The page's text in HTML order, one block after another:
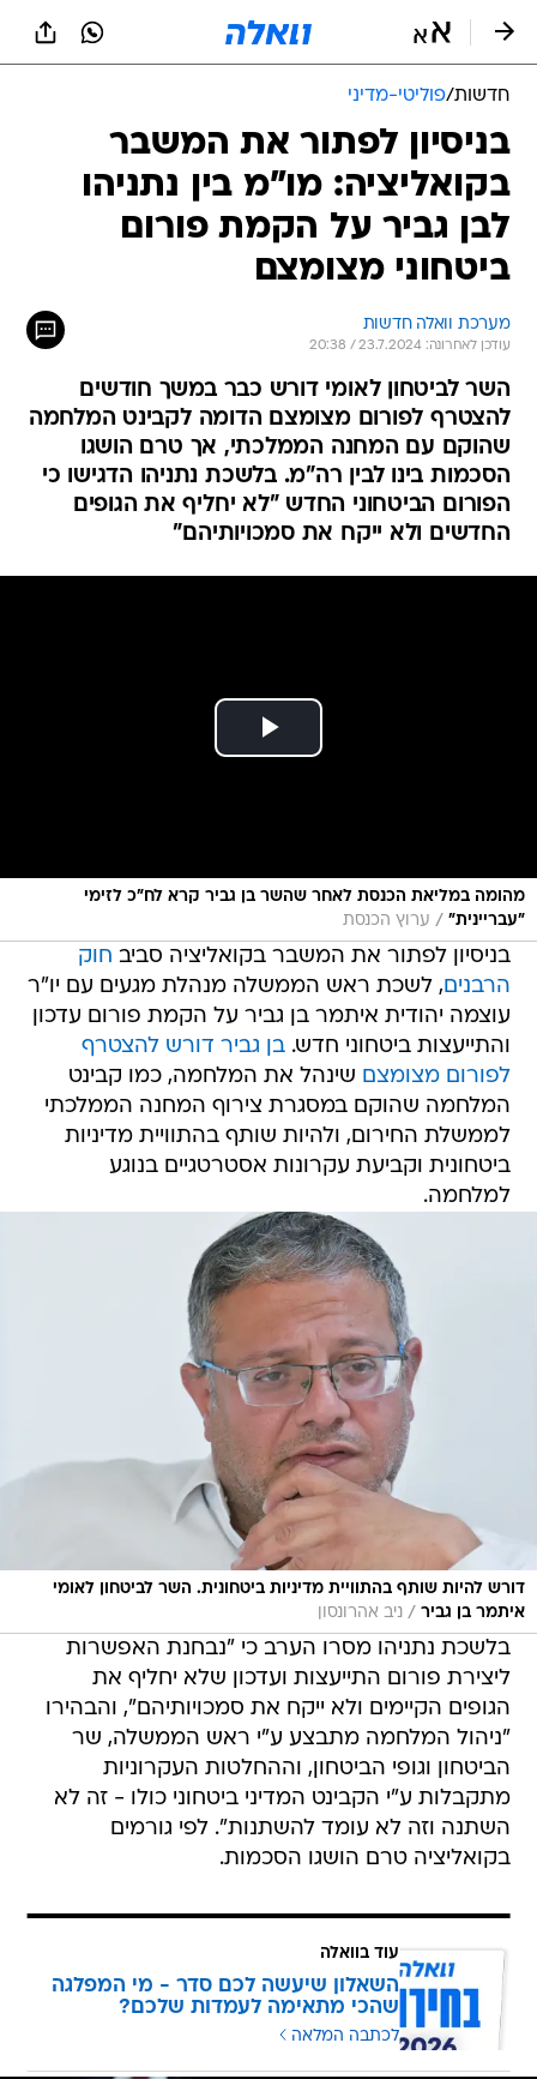
חדשות/פוליטי-מדיני
בניסיון לפתור את המשבר
בקואליציה: מו"מ בין נתניהו
לבן גביר על הקמת פורום
ביטחוני מצומצם
מערכת וואלה חדשות
עודכן לאחרונה: 23.7.2024 / 20:38
השר לביטחון לאומי דורש כבר במשך חודשים
להצטרף לפורום מצומצם הדומה לקבינט המלחמה
שהוקם עם המחנה הממלכתי, אך טרם הושגו
הסכמות בינו לבין רה"מ. בלשכת נתניהו הדגישו כי
הפורום הביטחוני החדש "לא יחליף את הגופים
החדשים ולא ייקח את סמכויותיהם"
מהומה במליאת הכנסת לאחר שהשר בן גביר קרא לח"כ לזימי
"עבריינית" / ערוץ הכנסת
בניסיון לפתור את המשבר בקואליציה סביב חוק
הרבנים, לשכת ראש הממשלה מנהלת מגעים עם יו"ר
עוצמה יהודית איתמר בן גביר על הקמת פורום עדכון
והתייעצות ביטחוני חדש.בן גביר דורש להצטרף
לפורום מצומצם שינהל את המלחמה, כמו קבינט
המלחמה שהוקם במסגרת צירוף המחנה הממלכתי
לממשלת החירום, ולהיות שותף בהתוויית מדיניות
ביטחונית וקביעת עקרונות אסטרטגיים בנוגע
למלחמה.
דורש להיות שותף בהתוויית מדיניות ביטחונית. השר לביטחון לאומי
איתמר בן גביר / ניב אהרונסון
בלשכת נתניהו מסרו הערב כי "נבחנת האפשרות
ליצירת פורום התייעצות ועדכון שלא יחליף את
הגופים הקיימים ולא ייקח את סמכויותיהם", והבהירו
"ניהול המלחמה מתבצע ע"י ראש הממשלה, שר
הביטחון וגופי הביטחון, וההחלטות העקרוניות
מתקבלות ע"י הקבינט המדיני ביטחוני כולו - זה לא
השתנה וזה לא עומד להשתנות". לפי גורמים
בקואליציה טרם הושגו הסכמות.
עוד בוואלה
השאלון שיעשה לכם סדר - מי המפלגה
שהכי מתאימה לעמדות שלכם?
לכתבה המלאה